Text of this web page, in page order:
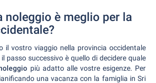
noleggio è meglio per la
il vostro viaggio nella provincia occidentale
passo successivo è quello di decidere quale
più adatto alle vostre esigenze. Per
una vacanza con la famiglia in Sri